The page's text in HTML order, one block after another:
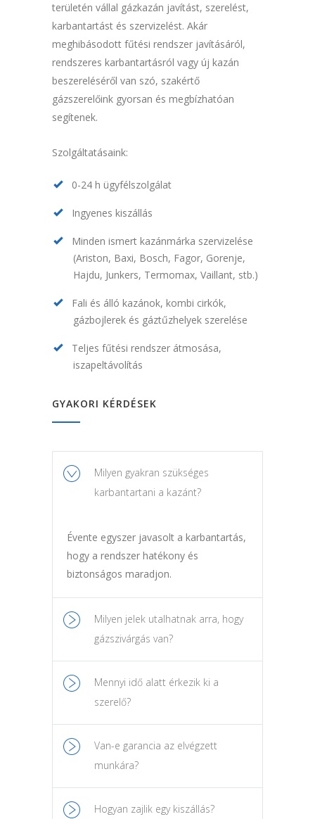
területén vállal gázkazán javítást, szerelést,
karbantartást és szervizelést. Akár
meghibásodott fűtési rendszer javításáról,
rendszeres karbantartásról vagy új kazán
beszereléséről van szó, szakértő
gázszerelőink gyorsan és megbízhatóan
segítenek.
Szolgáltatásaink:
0-24 h ügyfélszolgálat
Ingyenes kiszállás
Minden ismert kazánmárka szervizelése
(Ariston, Baxi, Bosch, Fagor, Gorenje,
Hajdu, Junkers, Termomax, Vaillant, stb.)
Fali és álló kazánok, kombi cirkók,
gázbojlerek és gáztűzhelyek szerelése
Teljes fűtési rendszer átmosása,
iszapeltávolítás
GYAKORI KÉRDÉSEK
Milyen gyakran szükséges
karbantartani a kazánt?
Évente egyszer javasolt a karbantartás,
hogy a rendszer hatékony és
biztonságos maradjon.
Milyen jelek utalhatnak arra, hogy
gázszivárgás van?
Mennyi idő alatt érkezik ki a
szerelő?
Van-e garancia az elvégzett
munkára?
Hogyan zajlik egy kiszállás?